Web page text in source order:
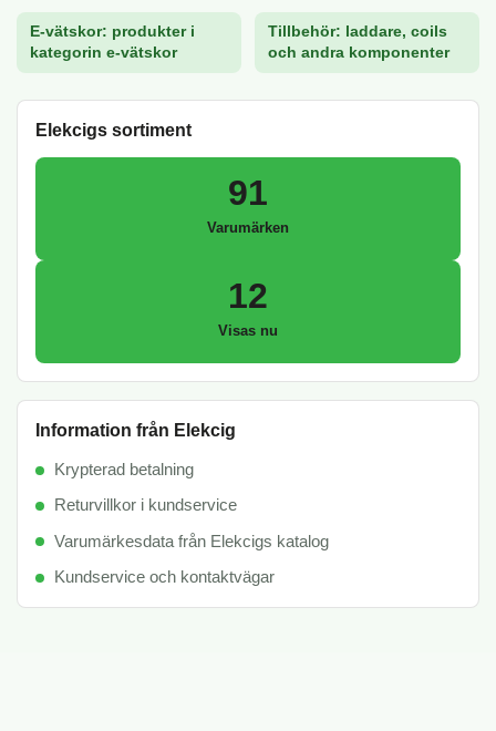
E-vätskor: produkter i
kategorin e-vätskor
Tillbehör: laddare, coils
och andra komponenter
Elekcigs sortiment
91
Varumärken
12
Visas nu
Information från Elekcig
Krypterad betalning
Returvillkor i kundservice
Varumärkesdata från Elekcigs katalog
Kundservice och kontaktvägar